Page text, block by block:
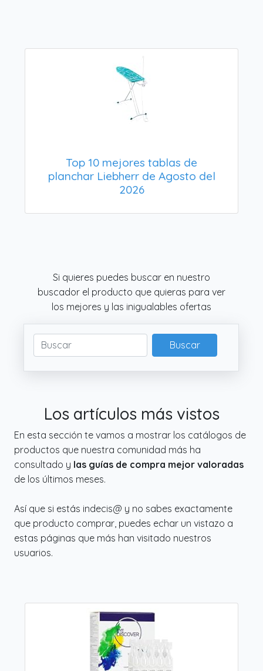
Top 10 mejores tablas de
planchar Liebherr de Agosto del
2026
Si quieres puedes buscar en nuestro
buscador el producto que quieras para ver
los mejores y las inigualables ofertas
Buscar
Los artículos más vistos
En esta sección te vamos a mostrar los catálogos de
productos que nuestra comunidad más ha
consultado y las guías de compra mejor valoradas
de los últimos meses.
Así que si estás indecis@ y no sabes exactamente
que producto comprar, puedes echar un vistazo a
estas páginas que más han visitado nuestros
usuarios.